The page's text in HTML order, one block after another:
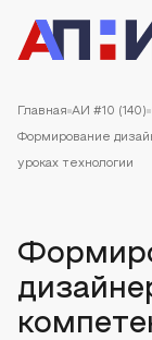
Главная АИ #10 (140)
Формирование
уроках технологии